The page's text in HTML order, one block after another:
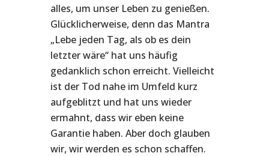
alles, um unser Leben zu genießen.
Glücklicherweise, denn das Mantra
„Lebe jeden Tag, als ob es dein
letzter wäre“ hat uns häufig
gedanklich schon erreicht. Vielleicht
ist der Tod nahe im Umfeld kurz
aufgeblitzt und hat uns wieder
ermahnt, dass wir eben keine
Garantie haben. Aber doch glauben
wir, wir werden es schon schaffen.